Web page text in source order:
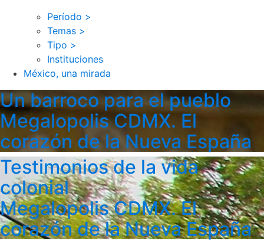
Período >
Temas >
Tipo >
Instituciones
México, una mirada
Un barroco para el pueblo
Megalopolis CDMX. El
corazón de la Nueva España
Testimonios de la vida
colonial
Megalopolis CDMX. El
corazón de la Nueva España